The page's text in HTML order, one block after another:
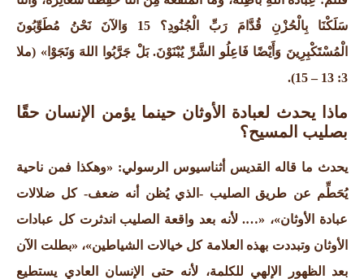
سَلَكْنَا بِالْحُزْنِ قُدَّامَ رَبِّ الْجُنُودِ؟ 15 وَالآنَ نَحْنُ مُطَوِّبُونَ
الْمُسْتَكْبِرِينَ وَأَيْضًا فَاعِلُو الشَّرِّ يُبْنَوْنَ. بَلْ جَرَّبُوا اللهَ وَنَجَوْا» (ملا
3: 13 – 15).
ماذا يحدث لعبادة الأوثان حينما يؤمن الإنسان حقًا
بصليب المسيح؟
يحدث ما قاله القديس أثناسيوس الرسولي: «وهكذا فمن ناحية
يُحَطِّم عن طريق الصليب -الذي يُظن أنه ضعف- كل ضلالات
عبادة الأوثان»، «…. لأنه بعد واقعة الصليب اندثرت كل عبادات
الأوثان وتبددت بهذه العلامة كل خيالات الشياطين»، «بطلت الآن
بعد الظهور الإلهي للكلمة، لأنه حتى الإنسان العادي يستطيع